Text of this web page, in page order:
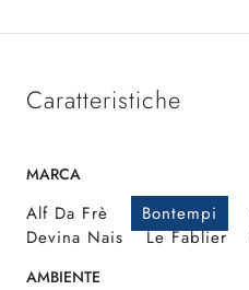
Caratteristiche
MARCA
Alf Da Frè Bontempi
Devina Nais
Le Fablier
AMBIENTE